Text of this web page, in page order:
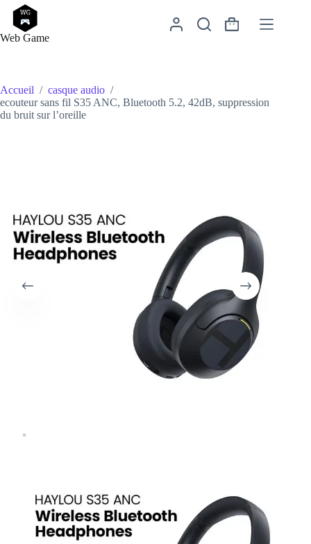
Passer
contenu
Web Game
Panier
Accueil / casque audio /
ecouteur sans fil S35 ANC, Bluetooth 5.2, 42dB, suppression
du bruit sur l’oreille